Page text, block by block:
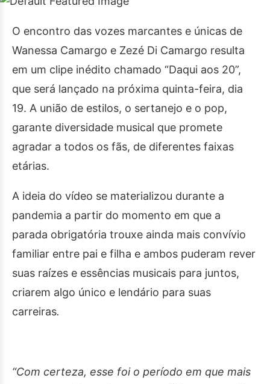
O encontro das vozes marcantes e únicas de
Wanessa Camargo e Zezé Di Camargo resulta
em um clipe inédito chamado “Daqui aos 20”,
que será lançado na próxima quinta-feira, dia
19. A união de estilos, o sertanejo e o pop,
garante diversidade musical que promete
agradar a todos os fãs, de diferentes faixas
etárias.
A ideia do vídeo se materializou durante a
pandemia a partir do momento em que a
parada obrigatória trouxe ainda mais convívio
familiar entre pai e filha e ambos puderam rever
suas raízes e essências musicais para juntos,
criarem algo único e lendário para suas
carreiras.
“Com certeza, esse foi o período em que mais